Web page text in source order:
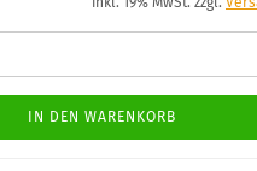
IN DEN WARENKORB